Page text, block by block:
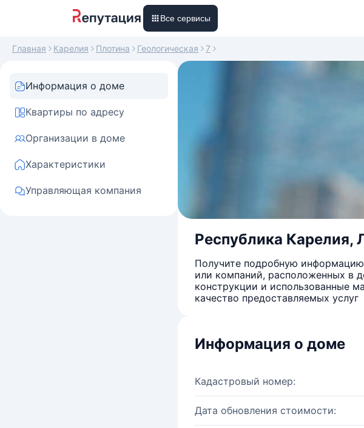
Все сервисы
Главная Карелия Плотина Геологическая 7
Информация о доме
Квартиры по адресу
Организации в доме
Характеристики
Управляющая компания
Республика Карелия,
Получите подробную
или компаний, расположенных в
конструкции и использованные
качество предоставляемых услуг
Информация о доме
Кадастровый номер:
Дата обновления стоимости: